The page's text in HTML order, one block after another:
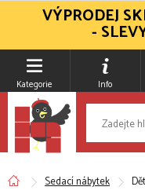
Kategorie Info
Sedací nábytek
VÝPRODEJ
-